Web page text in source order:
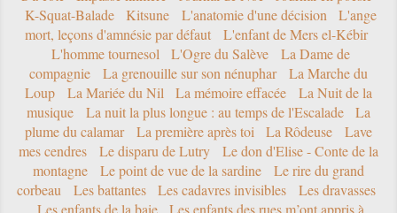
K-Squat-Balade
Kitsune L'anatomie d'une décision
L'ange
mort, leçons d'amnésie par défaut
L'enfant de Mers el-Kébir
L'homme tournesol
L'Ogre du Salève
La Dame de
compagnie
La grenouille sur son nénuphar
La Marche du
Loup
La Mariée du Nil La mémoire effacée
La Nuit de la
musique
La nuit la plus longue : au temps de l'Escalade
La
plume du calamar
La première après toi La Rôdeuse
Lave
mes cendres
Le disparu de Lutry
Le don d'Elise - Conte de la
montagne
Le point de vue de la sardine
Le rire du grand
corbeau
Les battantes Les cadavres invisibles
Les dravasses
Les enfants de la baie
Les enfants des rues m’ont appris à